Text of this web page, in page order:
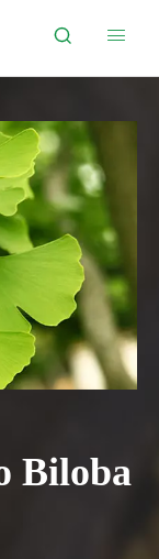
 
Biloba